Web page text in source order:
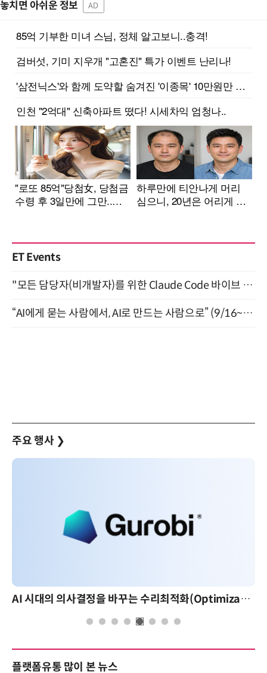
놓치면 아쉬운 정보 AD
ET Events
"모든 담당자(비개발자)를 위한 Claude Code 바이브 코딩 2-day 부트캠프" 9월 16~17일 개최
“AI에게 묻는 사람에서, AI로 만드는 사람으로” (9/16~17)
주요 행사 ❯
AI 시대의 의사결정을 바꾸는 수리최적화(Optimization): 실제 산업 적용 사례와 활용 전략
플랫폼유통 많이 본 뉴스